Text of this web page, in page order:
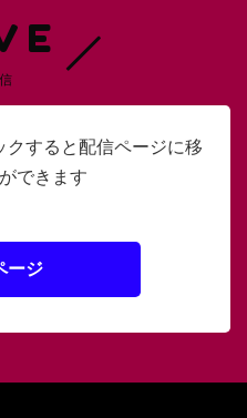
すると配信ページに移
できます
ージ